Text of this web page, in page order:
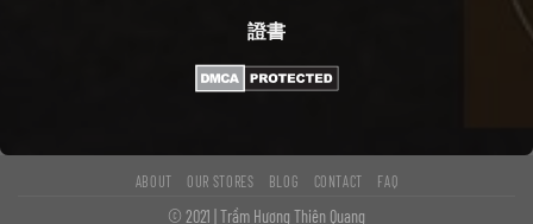
證書
ABOUT OUR STORES BLOG CONTACT FAQ
© 2021 | Trầm Hương Thiên Quang